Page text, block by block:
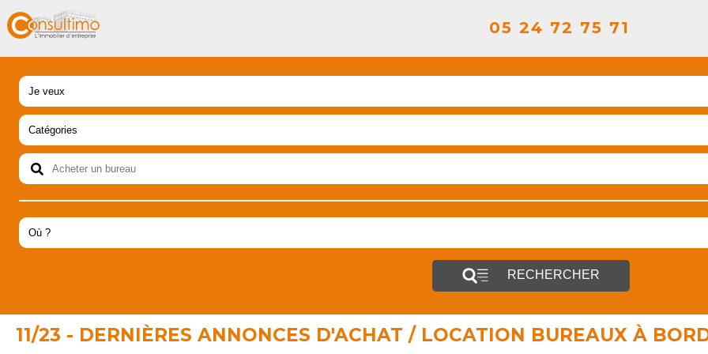
05 24 72 75 71
RECHERCHER
11/23 - DERNIÈRES ANNONCES D'ACHAT / LOCATION BUREAUX À